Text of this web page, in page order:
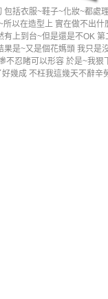
包括衣服~鞋子~化妝~都
所以在造型上 實在做不出
有上到台~但是還是不OK
果是~又是個花媽頭 我只是
忍睹可以形容 於是~我狠
幾成 不枉我這幾天不辭辛